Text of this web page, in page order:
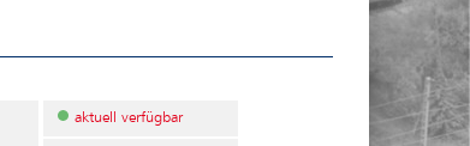
aktuell verfügbar